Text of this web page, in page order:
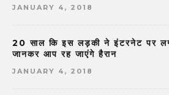
JANUARY 4, 2018
20 साल कि इस लड़की ने इंटरनेट पर
जानकर आप रह जाएंगे हैरान
JANUARY 4, 2018